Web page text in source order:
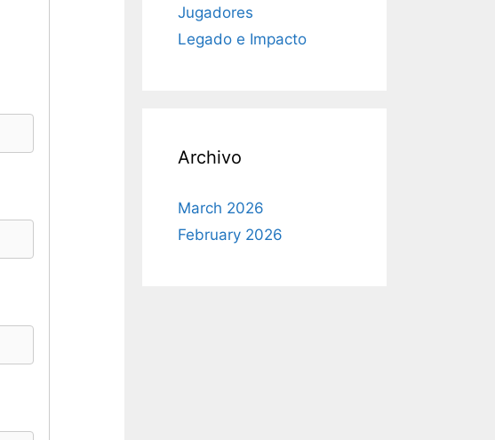
Jugadores
Legado e Impacto
Archivo
March 2026
February 2026